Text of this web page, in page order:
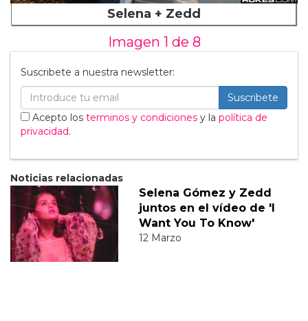
Selena + Zedd
Imagen 1 de 8
Suscribete a nuestra newsletter:
Suscribete
Acepto los terminos y condiciones y la política de
privacidad.
Noticias relacionadas
Selena Gómez y Zedd
juntos en el vídeo de 'I
Want You To Know'
12 Marzo